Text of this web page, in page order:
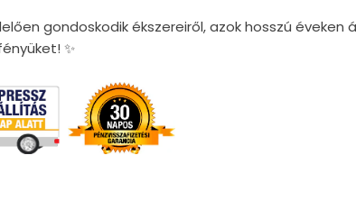
gondoskodik ékszereiről, azok hosszú éveken
✨